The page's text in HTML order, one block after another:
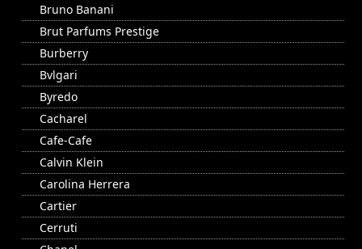
Bruno Banani
Brut Parfums Prestige
Burberry
Bvlgari
Byredo
Cacharel
Cafe-Cafe
Calvin Klein
Carolina Herrera
Cartier
Cerruti